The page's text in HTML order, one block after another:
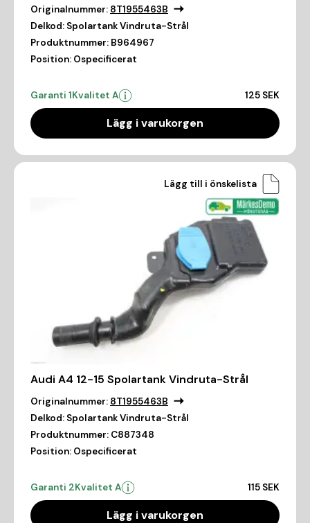
Originalnummer: 8T1955463B
Delkod: Spolartank Vindruta-Strål
Produktnummer: B964967
Position: Ospecificerat
Garanti 1Kvalitet A 125 SEK
Lägg i varukorgen
Lägg till i önskelista
Audi A4 12-15 Spolartank Vindruta-Strål
Originalnummer: 8T1955463B
Delkod: Spolartank Vindruta-Strål
Produktnummer: C887348
Position: Ospecificerat
Garanti 2Kvalitet A 115 SEK
Lägg i varukorgen